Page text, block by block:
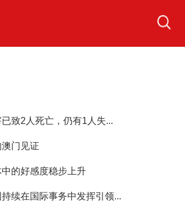
致2人死亡，仍有1人失...
门见证
的好感度稳步上升
续在国际事务中发挥引领...